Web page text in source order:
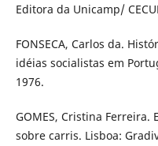
Editora da Unicamp/
FONSECA, Carlos da.
idéias socialistas em
1976.
GOMES, Cristina Ferreira.
sobre carris. Lisboa: